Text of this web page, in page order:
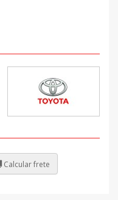
Calcular frete